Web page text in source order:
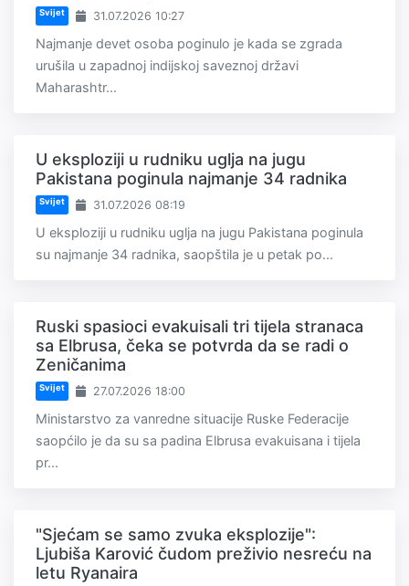
Svijet 31.07.2026 10:27
Najmanje devet osoba poginulo je kada se zgrada
urušila u zapadnoj indijskoj saveznoj državi
Maharashtr...
U eksploziji u rudniku uglja na jugu
Pakistana poginula najmanje 34 radnika
Svijet 31.07.2026 08:19
U eksploziji u rudniku uglja na jugu Pakistana poginula
su najmanje 34 radnika, saopštila je u petak po...
Ruski spasioci evakuisali tri tijela stranaca
sa Elbrusa, čeka se potvrda da se radi o
Zeničanima
Svijet 27.07.2026 18:00
Ministarstvo za vanredne situacije Ruske Federacije
saopćilo je da su sa padina Elbrusa evakuisana i tijela
pr...
"Sjećam se samo zvuka eksplozije":
Ljubiša Karović čudom preživio nesreću na
letu Ryanaira